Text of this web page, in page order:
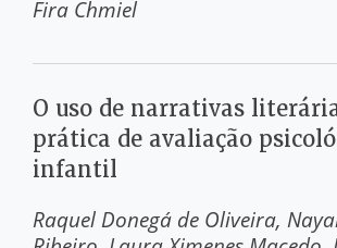
Fira Chmiel
O uso de narrativas
prática de avaliação
infantil
Raquel Donegá de Oliveira